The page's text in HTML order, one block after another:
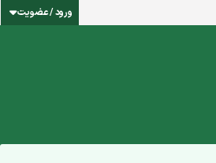
ورود / عضویت